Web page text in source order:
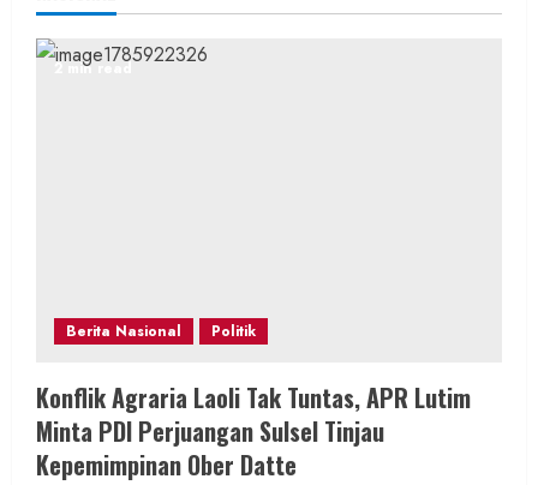
2 min read
Berita Nasional Politik
Konflik Agraria Laoli Tak Tuntas, APR Lutim
Minta PDI Perjuangan Sulsel Tinjau
Kepemimpinan Ober Datte